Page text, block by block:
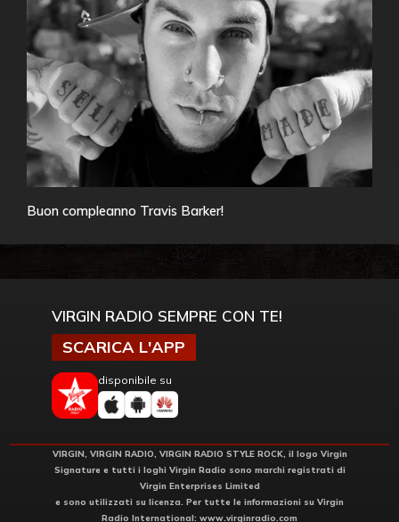
Buon compleanno Travis Barker!
VIRGIN RADIO SEMPRE CON TE!
SCARICA L'APP
disponibile su
VIRGIN, VIRGIN RADIO, VIRGIN RADIO STYLE ROCK, il logo Virgin
Signature e tutti i loghi Virgin Radio sono marchi registrati di
Virgin Enterprises Limited
e sono utilizzati su licenza. Per tutte le informazioni su Virgin
Radio International: www.virginradio.com